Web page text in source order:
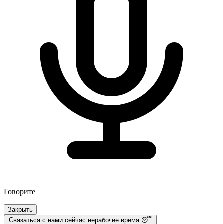
Говорите
Закрыть
Связаться с нами сейчас нерабочее время 😴